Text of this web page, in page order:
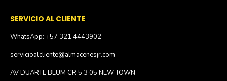
SERVICIO AL CLIENTE
WhatsApp: +57 321 4443902
servicioalcliente@almacenesjr.com
AV DUARTE BLUM CR 5 3 05 NEW TOWN